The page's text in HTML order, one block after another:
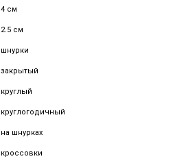
4 см
2.5 см
шнурки
закрытый
круглый
круглогодичный
на шнурках
кроссовки